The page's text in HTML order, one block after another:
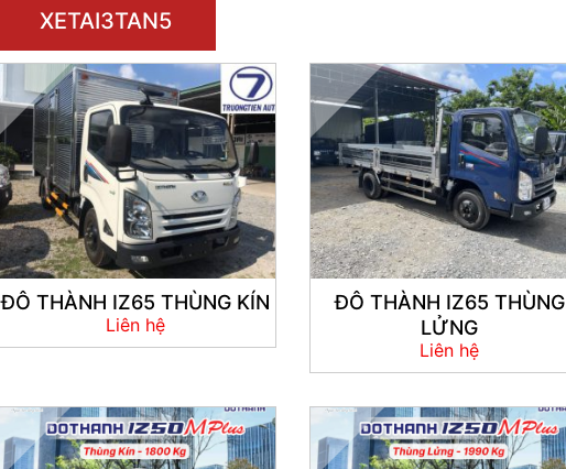
XETAI3TAN5
ĐÔ THÀNH IZ65 THÙNG KÍN
Liên hệ
ĐÔ THÀNH IZ65 THÙNG
LỬNG
Liên hệ